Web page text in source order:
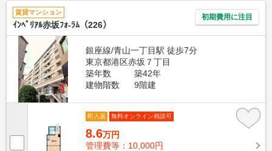
賃貸マンション
ｲﾝﾍﾟﾘｱﾙ赤坂ﾌｫ-ﾗﾑ（226）
初期費用に注目
銀座線/青山一丁目駅 徒歩7分
東京都港区赤坂７丁目
築年数
築42年
建物階数
9階建
即入居 無料オンライン相談可
8.6万円
管理費等：10,000円